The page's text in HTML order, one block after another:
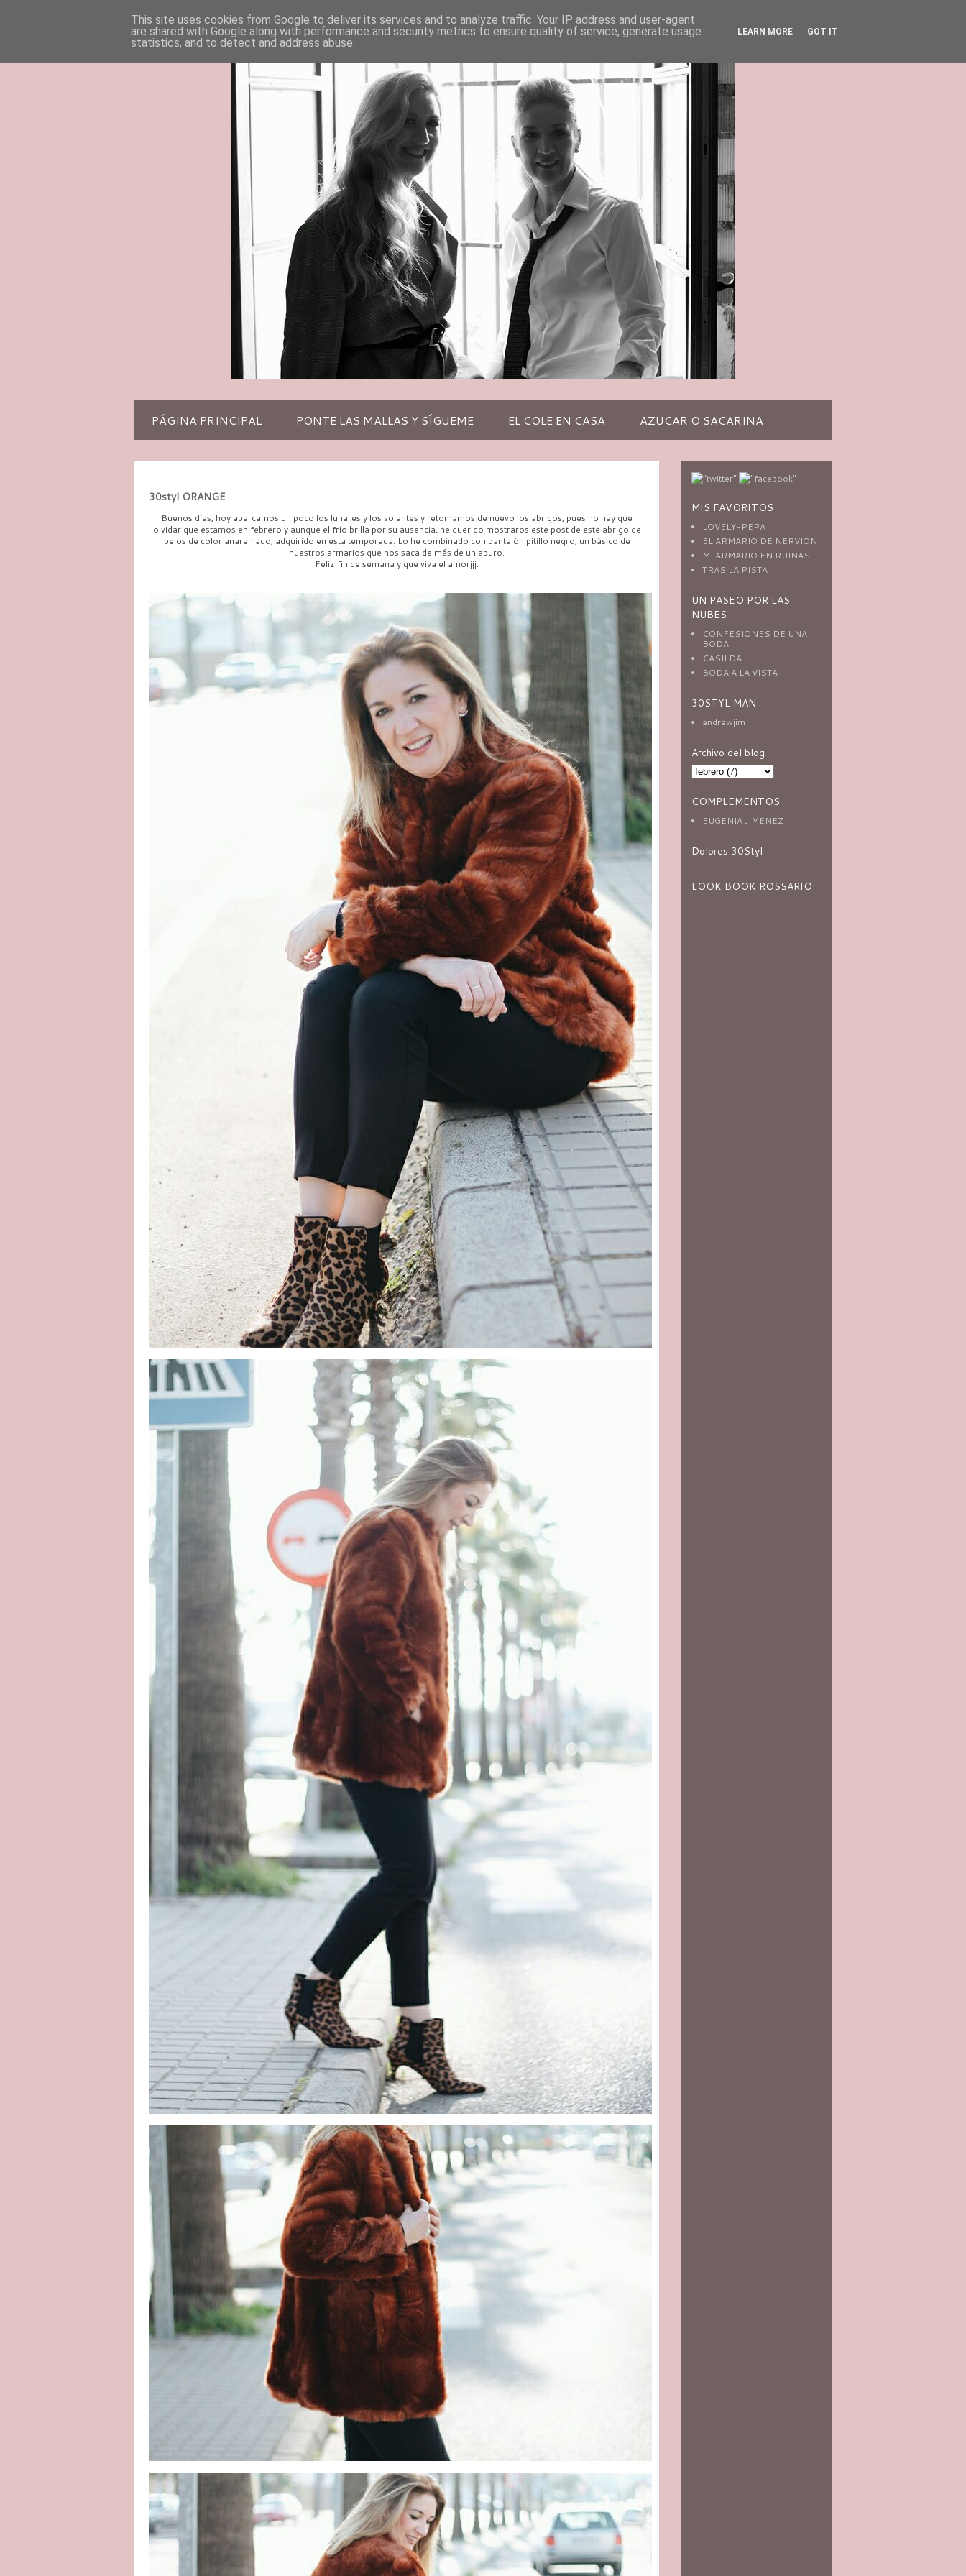
PÁGINA PRINCIPAL PONTE LAS MALLAS Y SÍGUEME EL COLE EN CASA AZUCAR O SACARINA
30styl ORANGE
Buenos días, hoy aparcamos un poco los lunares y los volantes y retomamos de nuevo los abrigos, pues no hay que
olvidar que estamos en febrero y aunque el frío brilla por su ausencia, he querido mostraros este post de este abrigo de
pelos de color anaranjado, adquirido en esta temporada. Lo he combinado con pantalón pitillo negro, un básico de
nuestros armarios que nos saca de más de un apuro.
Feliz fin de semana y que viva el amor¡¡¡.
MIS FAVORITOS
LOVELY-PEPA
EL ARMARIO DE NERVION
MI ARMARIO EN RUINAS
TRAS LA PISTA
UN PASEO POR LAS
NUBES
CONFESIONES DE UNA
BODA
CASILDA
BODA A LA VISTA
30STYL MAN
andrewjim
Archivo del blog
COMPLEMENTOS
EUGENIA JIMENEZ
Dolores 30Styl
LOOK BOOK ROSSARIO
This site uses cookies from Google to deliver its services and to analyze traffic. Your IP address and user-agent
are shared with Google along with performance and security metrics to ensure quality of service, generate usage
statistics, and to detect and address abuse.
LEARN MORE GOT IT